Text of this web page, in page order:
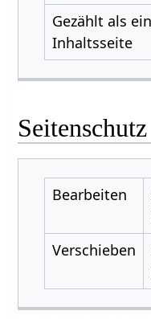
Gezählt als
Inhaltsseite
Seitenschutz
Bearbeiten
Verschieben